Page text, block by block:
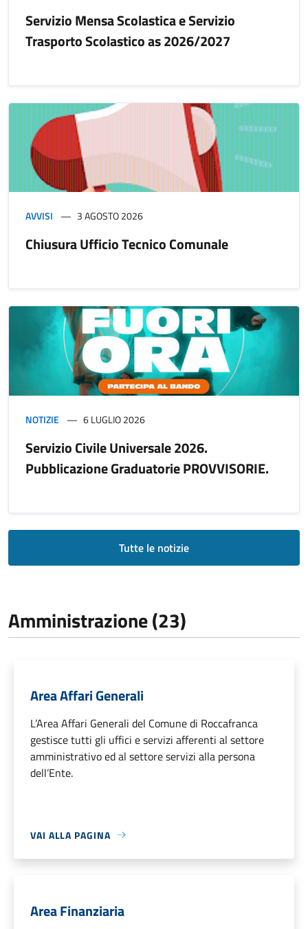
Servizio Mensa Scolastica e Servizio
Trasporto Scolastico as 2026/2027
AVVISI 3 AGOSTO 2026
Chiusura Ufficio Tecnico Comunale
NOTIZIE 6 LUGLIO 2026
Servizio Civile Universale 2026.
Pubblicazione Graduatorie PROVVISORIE.
Tutte le notizie
Amministrazione (23)
Area Affari Generali
L’Area Affari Generali del Comune di Roccafranca
gestisce tutti gli uffici e servizi afferenti al settore
amministrativo ed al settore servizi alla persona
dell’Ente.
VAI ALLA PAGINA
Area Finanziaria